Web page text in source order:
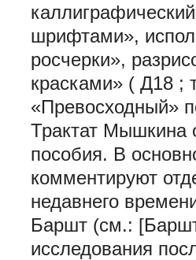
шрифтами»,
росчерки»,
красками» ( Д18 ;
«Превосходный»
Трактат Мышкина
пособия. В
комментируют
недавнего
Баршт (см.:
исследования